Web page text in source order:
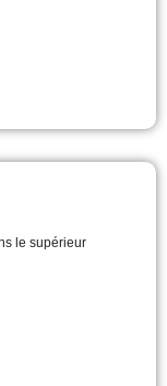
le supérieur